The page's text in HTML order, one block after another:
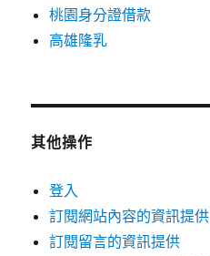
桃園身分證借款
高雄隆乳
其他操作
登入
訂閱網站內容的資訊提供
訂閱留言的資訊提供